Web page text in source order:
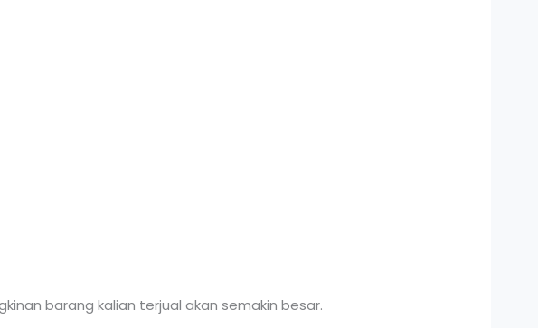
barang kalian terjual akan semakin besar.